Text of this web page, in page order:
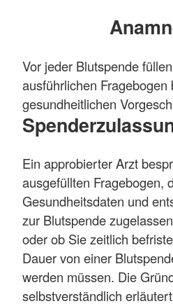
Vor jeder Blutspende
ausführlichen Fragebogen
gesundheitlichen
Ein approbierter Arzt
ausgefüllten Fragebogen,
Gesundheitsdaten und
zur Blutspende
oder ob Sie zeitlich
Dauer von einer
werden müssen. Die
selbstverständlich